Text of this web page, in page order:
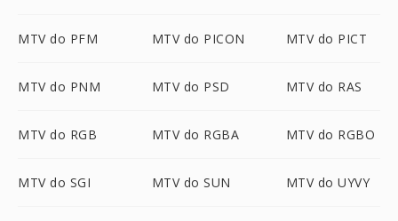
MTV do PFM MTV do PICON MTV do PICT
MTV do PNM MTV do PSD MTV do RAS
MTV do RGB MTV do RGBA MTV do RGBO
MTV do SGI MTV do SUN MTV do UYVY